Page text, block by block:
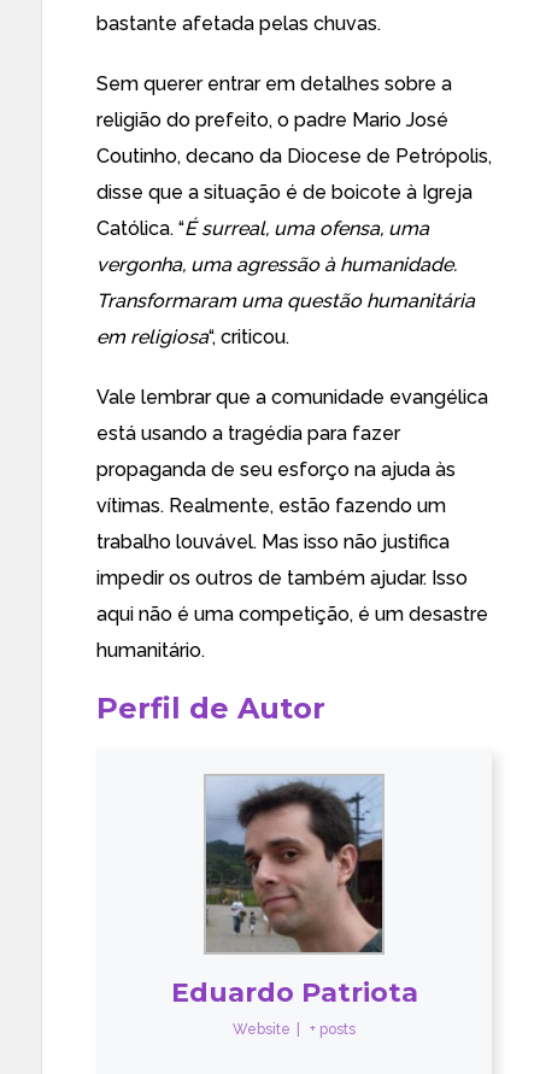
bastante afetada pelas chuvas.
Sem querer entrar em detalhes sobre a
religião do prefeito, o padre Mario José
Coutinho, decano da Diocese de Petrópolis,
disse que a situação é de boicote à Igreja
Católica. “É surreal, uma ofensa, uma
vergonha, uma agressão à humanidade.
Transformaram uma questão humanitária
em religiosa“, criticou.
Vale lembrar que a comunidade evangélica
está usando a tragédia para fazer
propaganda de seu esforço na ajuda às
vítimas. Realmente, estão fazendo um
trabalho louvável. Mas isso não justifica
impedir os outros de também ajudar. Isso
aqui não é uma competição, é um desastre
humanitário.
Perfil de Autor
Eduardo Patriota
Website + posts